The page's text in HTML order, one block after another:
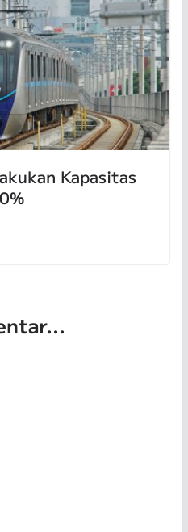
Kapasitas